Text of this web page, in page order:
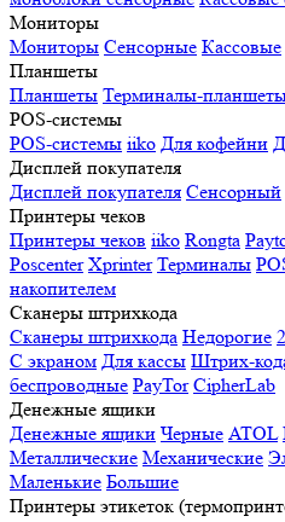
Мониторы
Мониторы Сенсорные Кассовые
Планшеты
Планшеты Терминалы-
POS-системы
POS-системы iiko Для кофейни
Дисплей покупателя
Дисплей покупателя Сенсорный
Принтеры чеков
Принтеры чеков iiko Rongta
Poscenter Xprinter Терминалы
накопителем
Сканеры штрихкода
Сканеры штрихкода Недорогие
С экраном Для кассы Штрих-
беспроводные PayTor CipherLab
Денежные ящики
Денежные ящики Черные ATOL
Металлические Механические
Маленькие Большие
Принтеры этикеток